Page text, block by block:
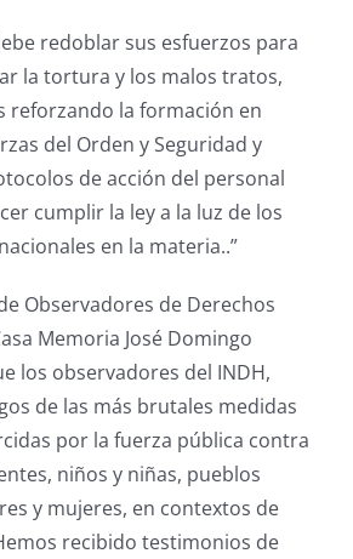
redoblar sus esfuerzos para
la tortura y los malos tratos,
reforzando la formación en
del Orden y Seguridad y
de acción del personal
cumplir la ley a la luz de los
en la materia..”
Observadores de Derechos
Memoria José Domingo
los observadores del INDH,
de las más brutales medidas
por la fuerza pública contra
niños y niñas, pueblos
y mujeres, en contextos de
recibido testimonios de